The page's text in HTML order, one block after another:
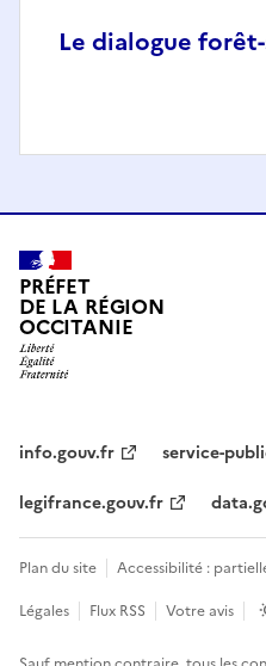
Le dialogue
PRÉFET
DE LA RÉGION
OCCITANIE
info.gouv.fr
service-
legifrance.gouv.fr
Plan du site Accessibilité :
Légales
Flux RSS Votre avis